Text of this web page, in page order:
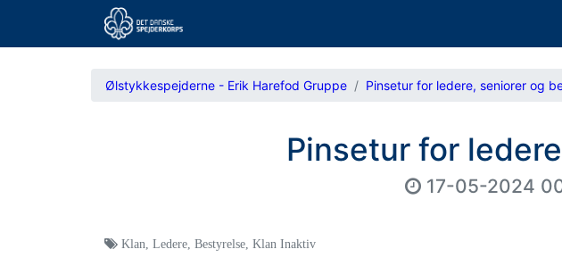
Ølstykkespejderne - Erik Harefod Gruppe Pinsetur for ledere, seniorer og
Pinsetur for
17-05-2024
Klan Ledere Bestyrelse Klan Inaktiv